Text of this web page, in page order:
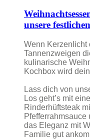
unsere
Wenn Kerzenlicht
Tannenzweigen
kulinarische
Kochbox wird
Lass dich von
Los geht’s mit
Rinderhüftsteak
Pfefferrahmsauce
das Eleganz mit
Familie gut